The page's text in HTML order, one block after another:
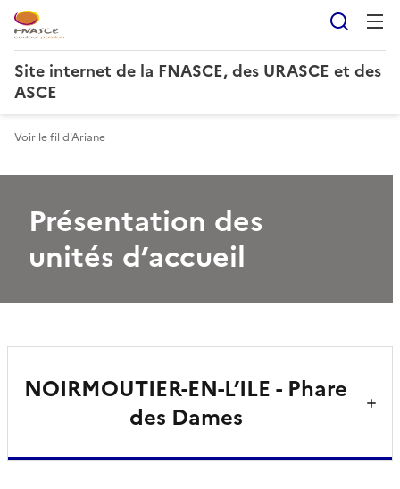
Site internet de la FNASCE, des URASCE et des
ASCE
Voir le fil d'Ariane
Présentation des
unités d’accueil
NOIRMOUTIER-EN-L’ILE - Phare
des Dames